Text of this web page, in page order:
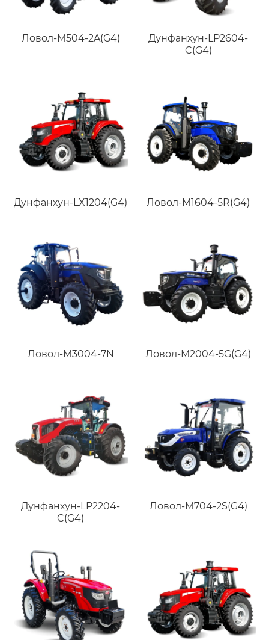
Ловол-M504-2A(G4)
Дунфанхун-LP2604-
C(G4)
Дунфанхун-LX1204(G4) Ловол-M1604-5R(G4)
Ловол-M3004-7N Ловол-M2004-5G(G4)
Дунфанхун-LP2204-
C(G4)
Ловол-M704-2S(G4)